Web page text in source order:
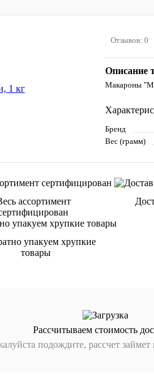
Отзывов: 0
Описание
Макароны
Бренд
Вес (грамм)
ассортимент
упакуем хрупкие
товары
Рассчитываем стоимость
подождите, рассчет